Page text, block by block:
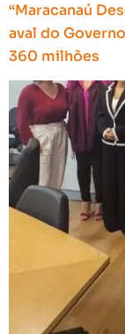
“Maracanaú
aval do
360 milhões